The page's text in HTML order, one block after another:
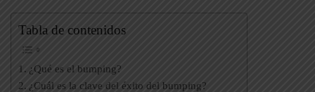
Tabla de contenidos
¿Qué es el bumping?
¿Cuál es la clave del éxito del bumping?